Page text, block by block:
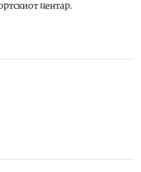
центар.